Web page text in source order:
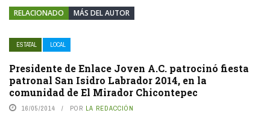
RELACIONADO MÁS DEL AUTOR
ESTATAL LOCAL
Presidente de Enlace Joven A.C. patrocinó fiesta
patronal San Isidro Labrador 2014, en la
comunidad de El Mirador Chicontepec
16/05/2014 POR LA REDACCIÓN